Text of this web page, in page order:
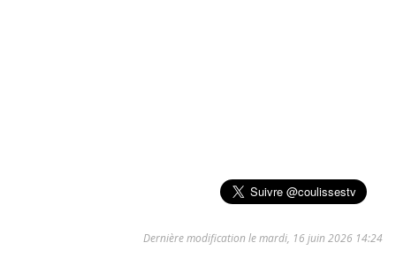
Dernière modification le mardi, 16 juin 2026 14:24